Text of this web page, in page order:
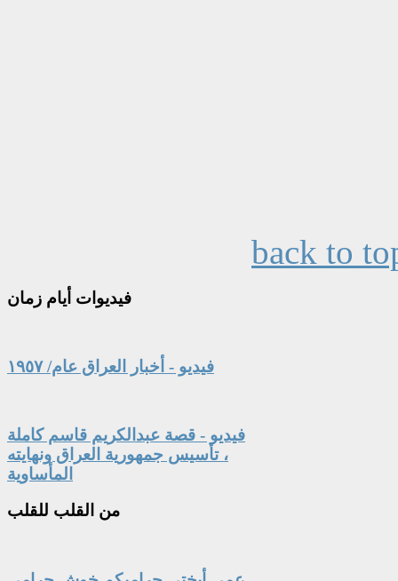
back to
فيديوات أيام زمان
فيديو - أخبار العراق عام/ ١٩٥٧
فيديو - قصة عبدالكريم قاسم كاملة
، تأسيس جمهورية العراق ونهايته
المأساوية
من القلب للقلب